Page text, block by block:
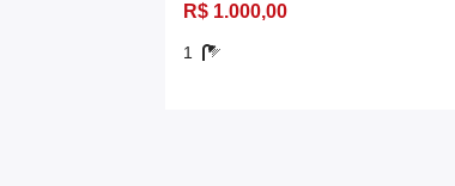
R$ 1.000,00
1